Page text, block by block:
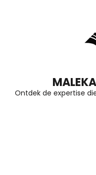
Enter)Ontdek de expertise